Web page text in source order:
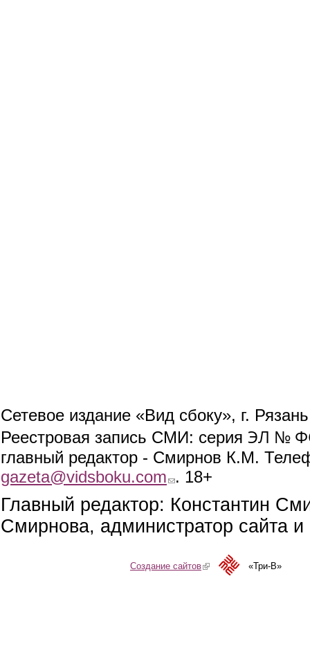
Сетевое издание «Вид сбоку», г.
Реестровая запись СМИ: серия ЭЛ №
главный редактор - Смирнов К.М.
gazeta@vidsboku.com (link sends e-mail)
. 18+
Главный редактор: Константин
Смирнова, администратор сайта
Создание сайтов(link is external)«Три-В»